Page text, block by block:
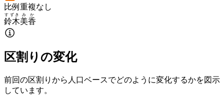
比例重複なし
鈴木
すずき
美香
みか
区割りの変化
前回の区割りから人口ベースでどのように変化するかを図示
しています。